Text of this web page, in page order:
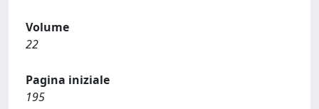
Volume
22
Pagina iniziale
195